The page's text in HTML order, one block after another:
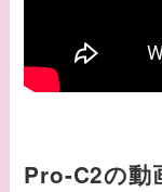
Pro-C2の動